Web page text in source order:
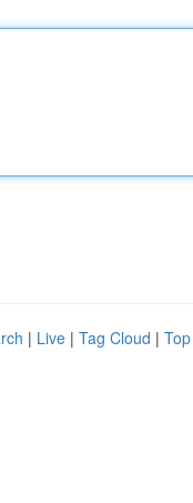
| Live | Tag Cloud |